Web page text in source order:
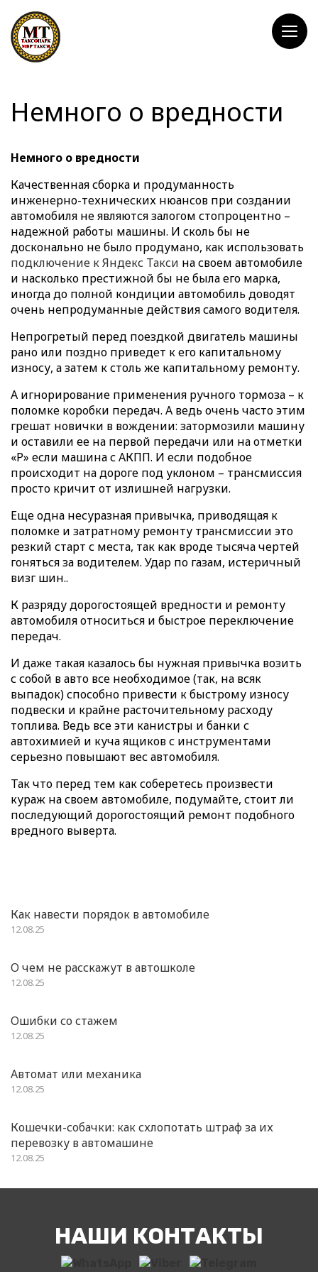
Немного о вредности
Немного о вредности
Качественная сборка и продуманность
инженерно-технических нюансов при создании
автомобиля не являются залогом стопроцентно –
надежной работы машины. И сколь бы не
досконально не было продумано, как использовать
подключение к Яндекс Такси на своем автомобиле
и насколько престижной бы не была его марка,
иногда до полной кондиции автомобиль доводят
очень непродуманные действия самого водителя.
Непрогретый перед поездкой двигатель машины
рано или поздно приведет к его капитальному
износу, а затем к столь же капитальному ремонту.
А игнорирование применения ручного тормоза – к
поломке коробки передач. А ведь очень часто этим
грешат новички в вождении: затормозили машину
и оставили ее на первой передачи или на отметки
«Р» если машина с АКПП. И если подобное
происходит на дороге под уклоном – трансмиссия
просто кричит от излишней нагрузки.
Еще одна несуразная привычка, приводящая к
поломке и затратному ремонту трансмиссии это
резкий старт с места, так как вроде тысяча чертей
гоняться за водителем. Удар по газам, истеричный
визг шин..
К разряду дорогостоящей вредности и ремонту
автомобиля относиться и быстрое переключение
передач.
И даже такая казалось бы нужная привычка возить
с собой в авто все необходимое (так, на всяк
выпадок) способно привести к быстрому износу
подвески и крайне расточительному расходу
топлива. Ведь все эти канистры и банки с
автохимией и куча ящиков с инструментами
серьезно повышают вес автомобиля.
Так что перед тем как соберетесь произвести
кураж на своем автомобиле, подумайте, стоит ли
последующий дорогостоящий ремонт подобного
вредного выверта.
Как навести порядок в автомобиле
12.08.25
О чем не расскажут в автошколе
12.08.25
Ошибки со стажем
12.08.25
Автомат или механика
12.08.25
Кошечки-собачки: как схлопотать штраф за их
перевозку в автомашине
12.08.25
НАШИ КОНТАКТЫ